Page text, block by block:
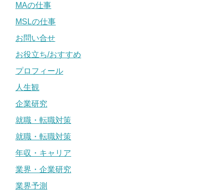
MAの仕事
MSLの仕事
お問い合せ
お役立ち/おすすめ
プロフィール
人生観
企業研究
就職・転職対策
就職・転職対策
年収・キャリア
業界・企業研究
業界予測